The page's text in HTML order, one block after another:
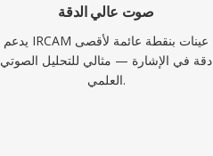
صوت عالي الدقة
يدعم IRCAM عينات بنقطة عائمة لأقصى
دقة في الإشارة — مثالي للتحليل الصوتي
العلمي.